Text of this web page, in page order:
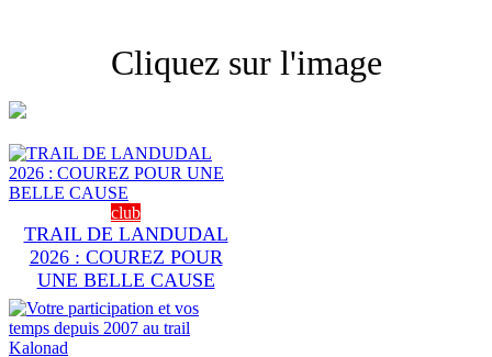
Cliquez sur l'image
club
TRAIL DE LANDUDAL
2026 : COUREZ POUR
UNE BELLE CAUSE